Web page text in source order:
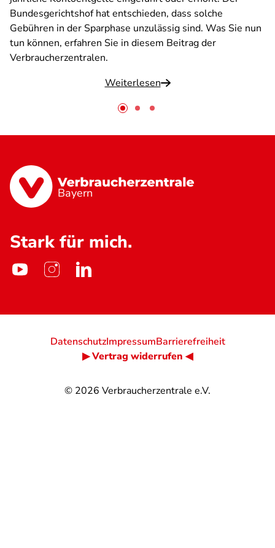
Bundesgerichtshof hat entschieden, dass solche
Gebühren in der Sparphase unzulässig sind. Was Sie nun
tun können, erfahren Sie in diesem Beitrag der
Verbraucherzentralen.
Weiterlesen
Bayern
Stark für mich.
© 2026 Verbraucherzentrale e.V.
DatenschutzImpressumBarrierefreiheit
▶ Vertrag widerrufen ◀